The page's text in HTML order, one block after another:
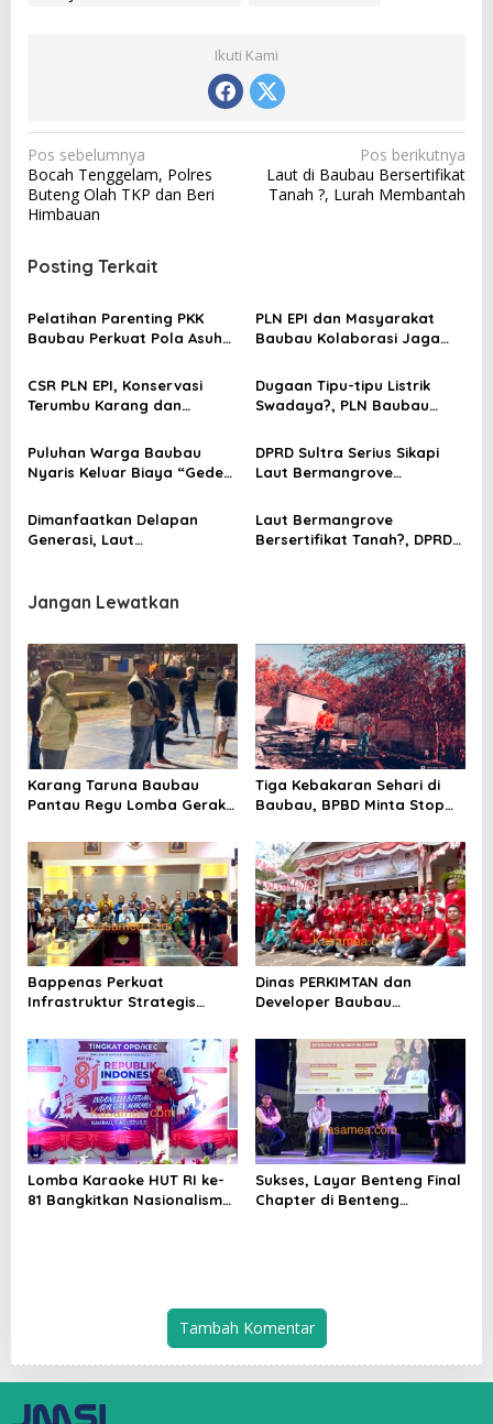
Ikuti Kami
N
a
v
g
a
s
p
s
Pos sebelumnya
Bocah Tenggelam, Polres
Buteng Olah TKP dan Beri
Himbauan
Pos berikutnya
Laut di Baubau Bersertifikat
Tanah ?, Lurah Membantah
Posting Terkait
Pelatihan Parenting PKK
Baubau Perkuat Pola Asuh
PLN EPI dan Masyarakat
Baubau Kolaborasi Jaga
Program Transplantasi
Terumbu Karang
CSR PLN EPI, Konservasi
Terumbu Karang dan
Laut Baubau
Dugaan Tipu-tipu Listrik
Swadaya?, PLN Baubau
Puluhan Warga Baubau
Nyaris Keluar Biaya “Gede”
DPRD Sultra Serius Sikapi
Laut Bermangrove
Baubau
Dimanfaatkan Delapan
Generasi, Laut
Baubau Pastikan Sesuai
Laut Bermangrove
Bersertifikat Tanah?, DPRD
Jangan Lewatkan
Karang Taruna Baubau
Pantau Regu Lomba Gerak
Tiga Kebakaran Sehari di
Baubau, BPBD Minta Stop
Bappenas Perkuat
Infrastruktur Strategis
Dinas PERKIMTAN dan
Developer Baubau
Lomba Karaoke HUT RI ke-
81 Bangkitkan Nasionalisme
Sukses, Layar Benteng Final
Chapter di Benteng
Tambah Komentar